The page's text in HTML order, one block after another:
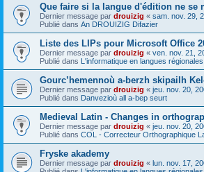
Que faire si la langue d'édition ne se
Dernier message par drouizig « sam. nov. 29,
Publié dans An DROUIZIG Difazier
Liste des LIPs pour Microsoft Office
Dernier message par drouizig « ven. nov. 21,
Publié dans L'informatique en langues
Gourc’hemennoù a-berzh skipailh
Dernier message par drouizig « jeu. nov. 20,
Publié dans Danvezioù all a-bep seurt
Medieval Latin - Changes in
Dernier message par drouizig « jeu. nov. 20,
Publié dans COL - Correcteur Orthographique
Fryske akademy
Dernier message par drouizig « lun. nov. 17,